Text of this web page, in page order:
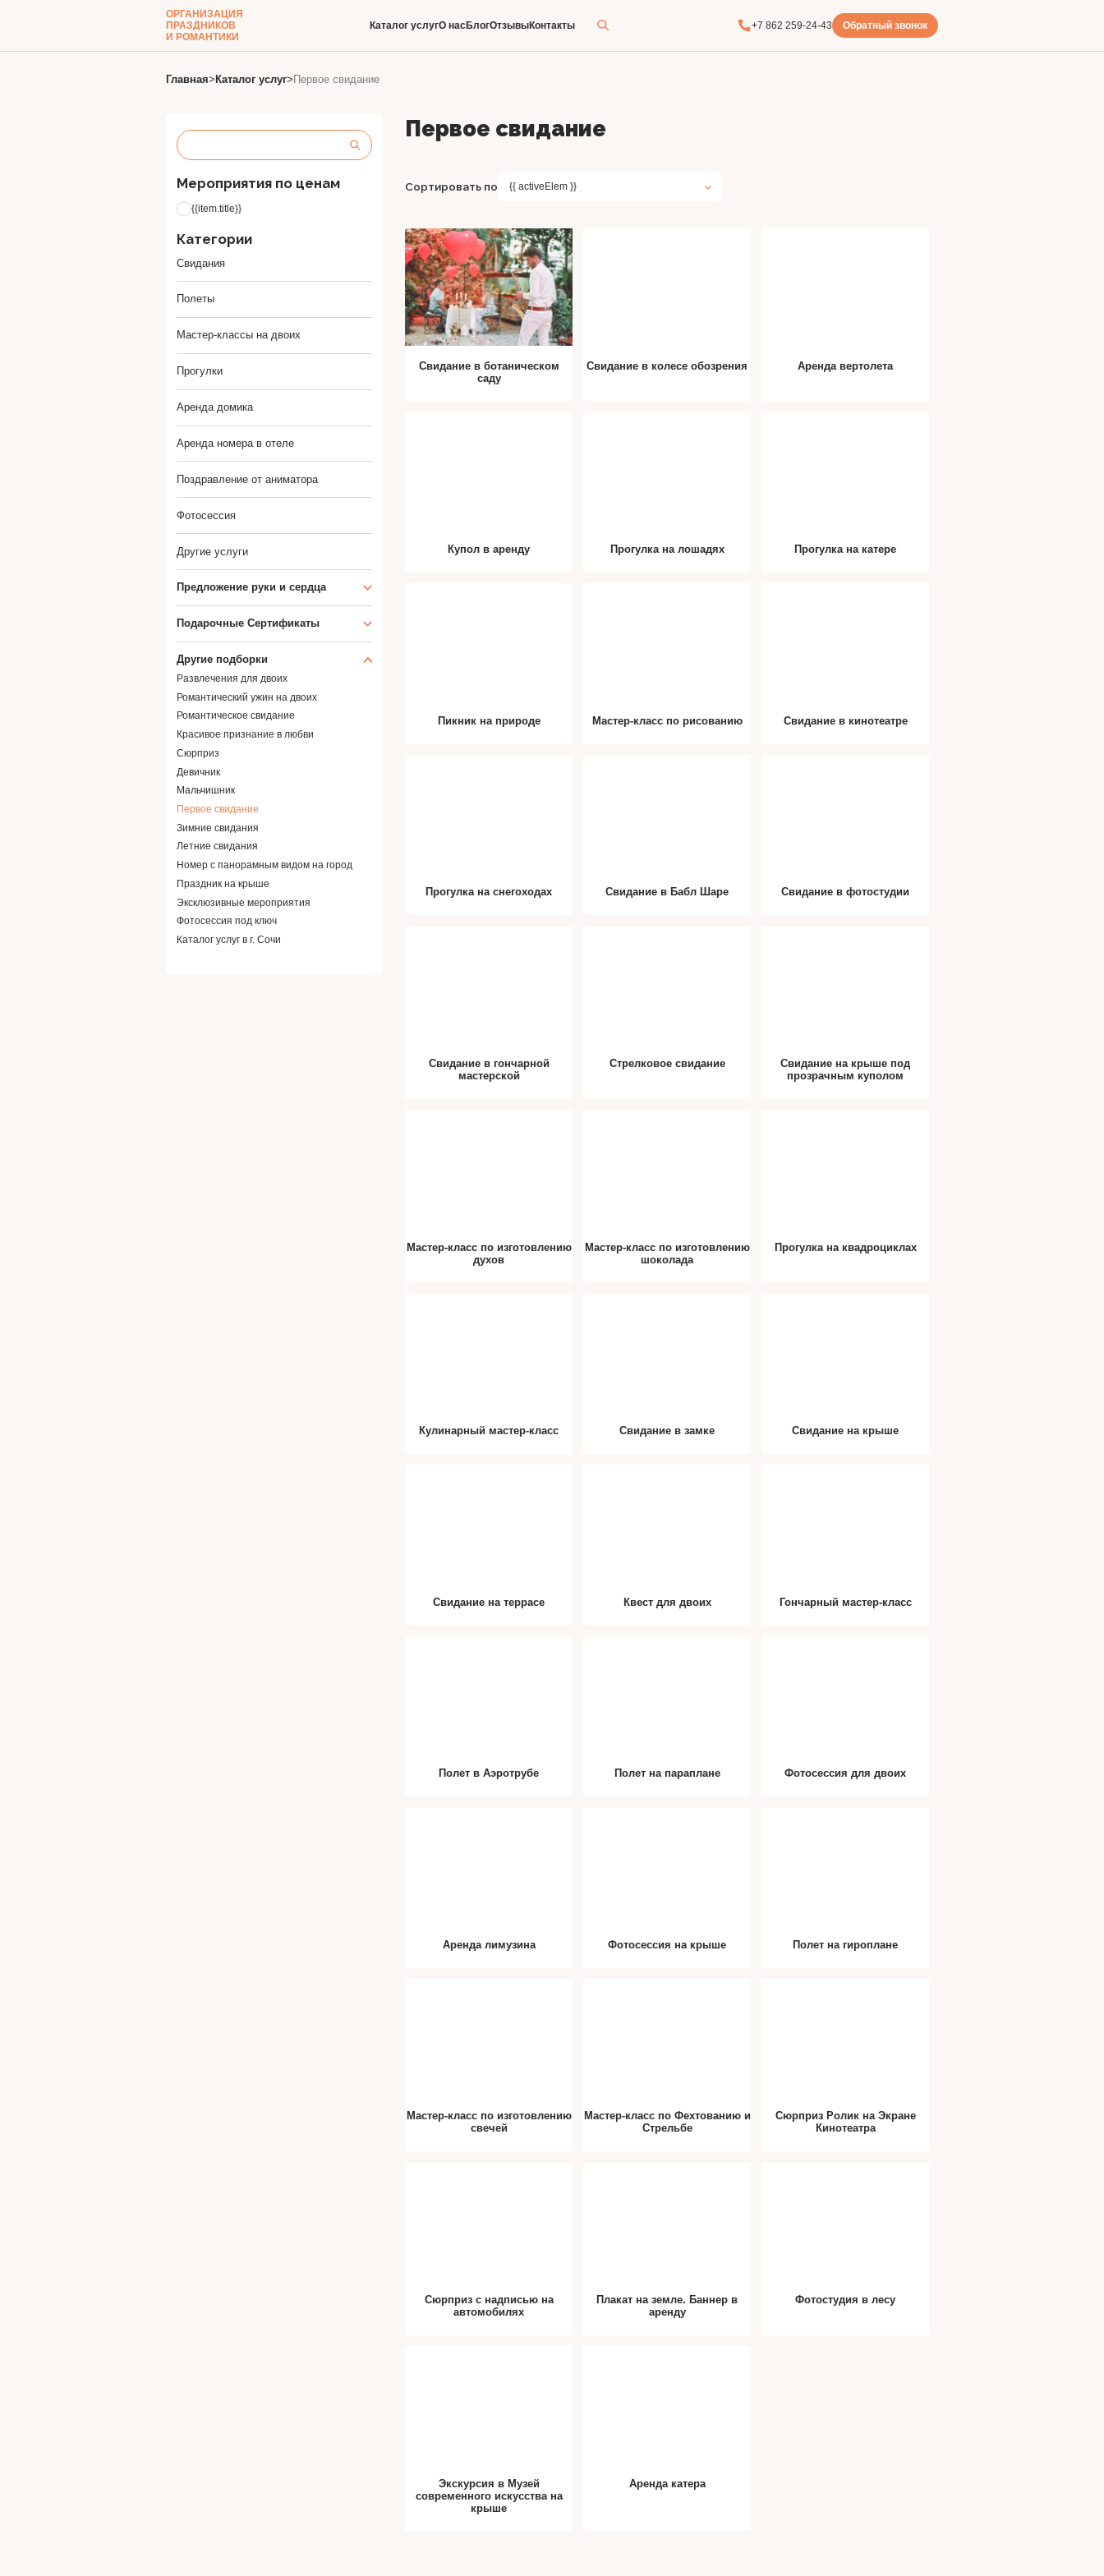
ОРГАНИЗАЦИЯ
ПРАЗДНИКОВ
И РОМАНТИКИ
Каталог услугО насБлогОтзывыКонтакты +7 862 259-24-43 Обратный звонок
Главная>Каталог услуг>Первое свидание
Мероприятия по ценам
{{item.title}}
Категории
Свидания
Полеты
Мастер-классы на двоих
Прогулки
Аренда домика
Аренда номера в отеле
Поздравление от аниматора
Фотосессия
Другие услуги
Предложение руки и сердца
Подарочные Сертификаты
Другие подборки
Развлечения для двоих
Романтический ужин на двоих
Романтическое свидание
Красивое признание в любви
Сюрприз
Девичник
Мальчишник
Первое свидание
Зимние свидания
Летние свидания
Номер с панорамным видом на город
Праздник на крыше
Эксклюзивные мероприятия
Фотосессия под ключ
Каталог услуг в г. Сочи
Первое свидание
Сортировать по {{ activeElem }}
Свидание в ботаническом
саду
Свидание в колесе обозрения Аренда вертолета
Купол в аренду Прогулка на лошадях Прогулка на катере
Пикник на природе Мастер-класс по рисованию Свидание в кинотеатре
Прогулка на снегоходах Свидание в Бабл Шаре Свидание в фотостудии
Свидание в гончарной
мастерской
Стрелковое свидание
Свидание на крыше под
прозрачным куполом
Мастер-класс по изготовлению
духов
Мастер-класс по изготовлению
шоколада
Прогулка на квадроциклах
Кулинарный мастер-класс Свидание в замке Свидание на крыше
Свидание на террасе Квест для двоих Гончарный мастер-класс
Полет в Аэротрубе Полет на параплане Фотосессия для двоих
Аренда лимузина Фотосессия на крыше Полет на гироплане
Мастер-класс по изготовлению
свечей
Мастер-класс по Фехтованию и
Стрельбе
Сюрприз Ролик на Экране
Кинотеатра
Сюрприз с надписью на
автомобилях
Плакат на земле. Баннер в
аренду
Фотостудия в лесу
Экскурсия в Музей
современного искусства на
крыше
Аренда катера